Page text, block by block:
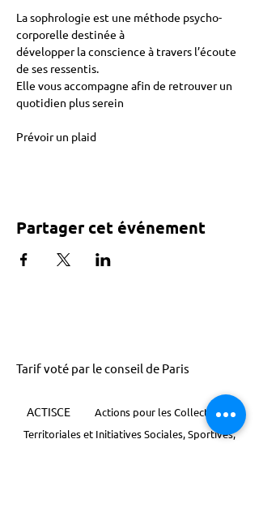
La sophrologie est une méthode psycho-
corporelle destinée à
développer la conscience à travers l’écoute
de ses ressentis.
Elle vous accompagne afin de retrouver un
quotidien plus serein
Prévoir un plaid
Partager cet événement
Tarif voté par le conseil de Paris
ACTISCE
Actions pour les Collectivités
Territoriales et Initiatives Sociales, Sportives,